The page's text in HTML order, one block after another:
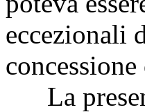
eccezionali
La